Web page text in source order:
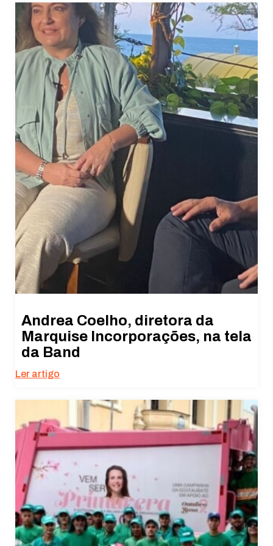
Andrea Coelho, diretora da
Marquise Incorporações, na tela
da Band
Ler artigo
Necessário
opcionais. São
necessários
para o
funcionamento
do site.